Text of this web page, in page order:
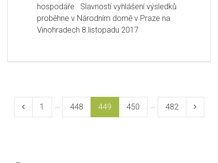
hospodáře Slavností vyhlášení výsledků
proběhne v Národním domě v Praze na
Vinohradech 8.listopadu 2017
Navigace
proPředchozí
Stránka
1 … Stránka
448 Stránka
449 Stránka
450 … Stránka
482